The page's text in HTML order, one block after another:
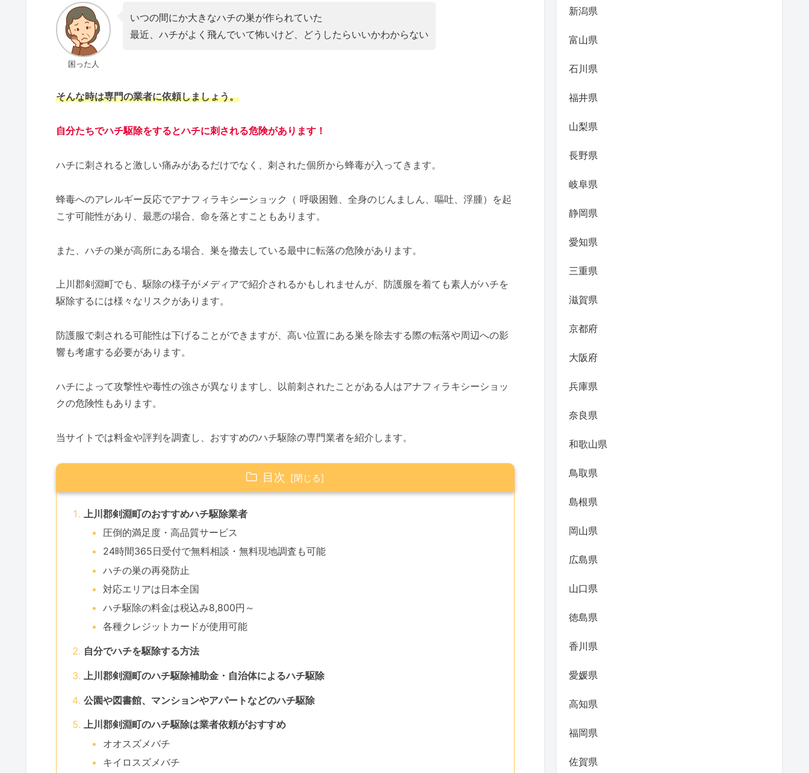
困った人
いつの間にか大きなハチの巣が作られていた
最近、ハチがよく飛んでいて怖いけど、どうしたらいいかわからない
そんな時は専門の業者に依頼しましょう。
自分たちでハチ駆除をするとハチに刺される危険があります！
ハチに刺されると激しい痛みがあるだけでなく、刺された個所から蜂毒が入ってきます。
蜂毒へのアレルギー反応でアナフィラキシーショック（ 呼吸困難、全身のじんましん、嘔吐、浮腫）を起
こす可能性があり、最悪の場合、命を落とすこともあります。
また、ハチの巣が高所にある場合、巣を撤去している最中に転落の危険があります。
上川郡剣淵町でも、駆除の様子がメディアで紹介されるかもしれませんが、防護服を着ても素人がハチを
駆除するには様々なリスクがあります。
防護服で刺される可能性は下げることができますが、高い位置にある巣を除去する際の転落や周辺への影
響も考慮する必要があります。
ハチによって攻撃性や毒性の強さが異なりますし、以前刺されたことがある人はアナフィラキシーショッ
クの危険性もあります。
当サイトでは料金や評判を調査し、おすすめのハチ駆除の専門業者を紹介します。
目次
上川郡剣淵町のおすすめハチ駆除業者
圧倒的満足度・高品質サービス
24時間365日受付で無料相談・無料現地調査も可能
ハチの巣の再発防止
対応エリアは日本全国
ハチ駆除の料金は税込み8,800円～
各種クレジットカードが使用可能
自分でハチを駆除する方法
上川郡剣淵町のハチ駆除補助金・自治体によるハチ駆除
公園や図書館、マンションやアパートなどのハチ駆除
上川郡剣淵町のハチ駆除は業者依頼がおすすめ
オオスズメバチ
キイロスズメバチ
新潟県
富山県
石川県
福井県
山梨県
長野県
岐阜県
静岡県
愛知県
三重県
滋賀県
京都府
大阪府
兵庫県
奈良県
和歌山県
鳥取県
島根県
岡山県
広島県
山口県
徳島県
香川県
愛媛県
高知県
福岡県
佐賀県